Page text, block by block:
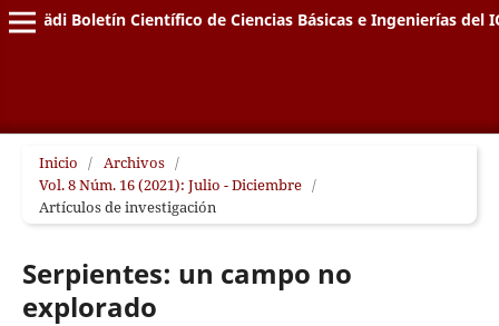
Pädi Boletín Científico de Ciencias Básicas e Ingenierías del
Inicio / Archivos /
Vol. 8 Núm. 16 (2021): Julio - Diciembre /
Artículos de investigación
Serpientes: un campo no
explorado